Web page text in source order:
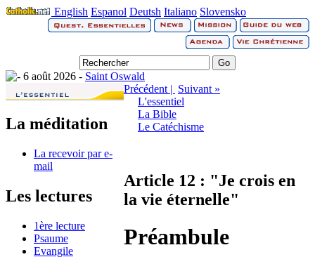
English Espanol Deutsh Italiano Slovensko
6 août 2026 - Saint Oswald
La méditation
La recevoir par e-
mail
Les lectures
1ère lecture
Psaume
Evangile
Précédent | Suivant »
L'essentiel
La Bible
Le Catéchisme
Article 12 : "Je crois en
la vie éternelle"
Préambule